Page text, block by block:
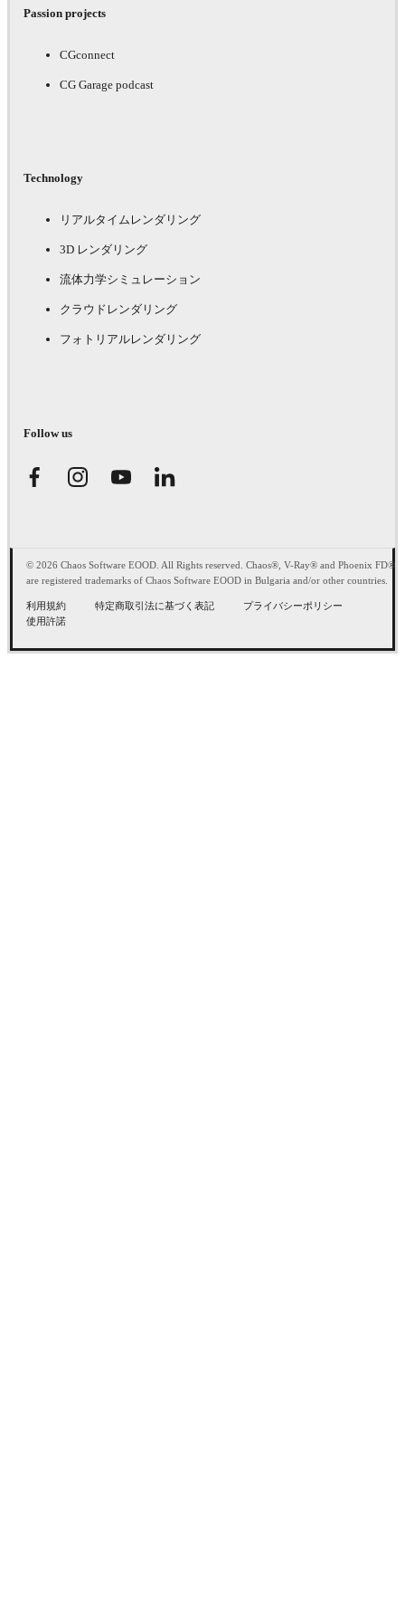
Passion projects
CGconnect
CG Garage podcast
Technology
リアルタイムレンダリング
3D レンダリング
流体力学シミュレーション
クラウドレンダリング
フォトリアルレンダリング
Follow us
© 2026 Chaos Software EOOD. All Rights reserved. Chaos®, V-Ray® and Phoenix FD®
are registered trademarks of Chaos Software EOOD in Bulgaria and/or other countries.
利用規約 特定商取引法に基づく表記
プライバシーポリシー
使用許諾